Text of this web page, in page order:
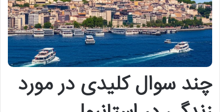
چند سوال کلیدی در مورد